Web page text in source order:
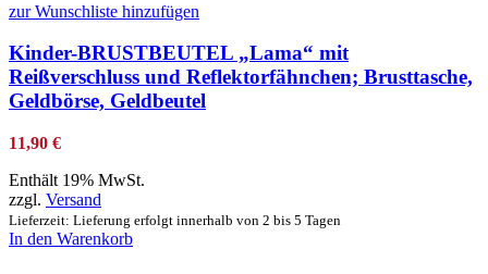
zur Wunschliste hinzufügen
Kinder-BRUSTBEUTEL „Lama“ mit
Reißverschluss und Reflektorfähnchen; Brusttasche,
Geldbörse, Geldbeutel
11,90 €
Enthält 19% MwSt.
zzgl. Versand
Lieferzeit: Lieferung erfolgt innerhalb von 2 bis 5 Tagen
In den Warenkorb